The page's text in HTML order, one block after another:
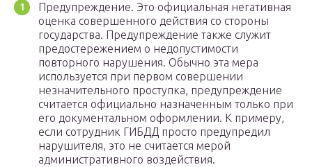
Предупреждение. Это официальная негативная
оценка совершенного действия со стороны
государства. Предупреждение также служит
предостережением о недопустимости
повторного нарушения. Обычно эта мера
используется при первом совершении
незначительного проступка, предупреждение
считается официально назначенным только при
его документальном оформлении. К примеру,
если сотрудник ГИБДД просто предупредил
нарушителя, это не считается мерой
административного воздействия.